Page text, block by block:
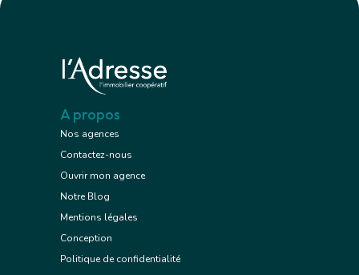
A propos
Nos agences
Contactez-nous
Ouvrir mon agence
Notre Blog
Mentions légales
Conception
Politique de confidentialité